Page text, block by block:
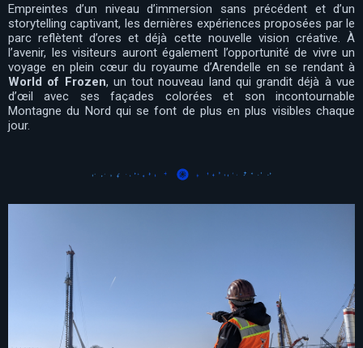
Empreintes d’un niveau d’immersion sans précédent et d’un
storytelling captivant, les dernières expériences proposées par le
parc reflètent d’ores et déjà cette nouvelle vision créative. À
l’avenir, les visiteurs auront également l’opportunité de vivre un
voyage en plein cœur du royaume d’Arendelle en se rendant à
World of Frozen, un tout nouveau land qui grandit déjà à vue
d’œil avec ses façades colorées et son incontournable
Montagne du Nord qui se font de plus en plus visibles chaque
jour.